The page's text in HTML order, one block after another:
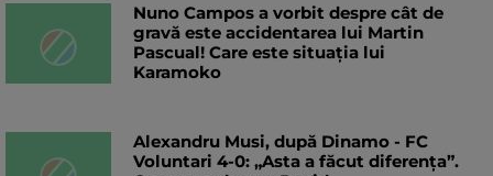
Nuno Campos a vorbit despre cât de
gravă este accidentarea lui Martin
Pascual! Care este situația lui
Karamoko
Alexandru Musi, după Dinamo - FC
Voluntari 4-0: „Asta a făcut diferența”.